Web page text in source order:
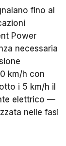
fino al
Power
necessaria
km/h con
i 5 km/h il
elettrico —
nelle fasi